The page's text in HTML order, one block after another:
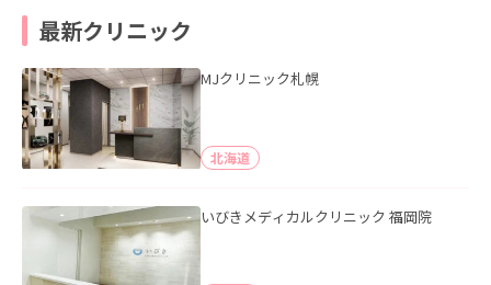
最新クリニック
MJクリニック札幌
北海道
いびきメディカルクリニック 福岡院